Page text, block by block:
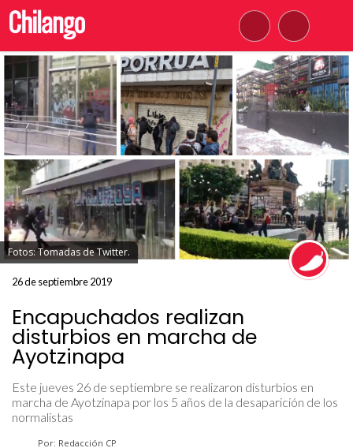
Fotos: Tomadas de Twitter.
26 de septiembre 2019
Encapuchados realizan
disturbios en marcha de
Ayotzinapa
Este jueves 26 de septiembre se realizaron disturbios en
marcha de Ayotzinapa por los 5 años de la desaparición de los
normalistas
Por: Redacción CP